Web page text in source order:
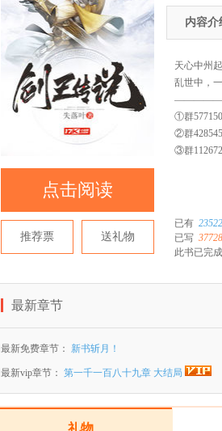
点击阅读
推荐票 送礼物
内容介
天心中州
乱世中，
①群
②群
③群
已有
已写
此书已完成
最新章节
最新免费章节： 新书斩月！
最新vip章节： 第一千一百八十九章 大结局
礼物